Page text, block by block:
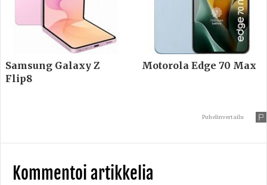
Samsung Galaxy Z
Flip8
Motorola Edge 70 Max
Puhelinvertailu
Kommentoi artikkelia